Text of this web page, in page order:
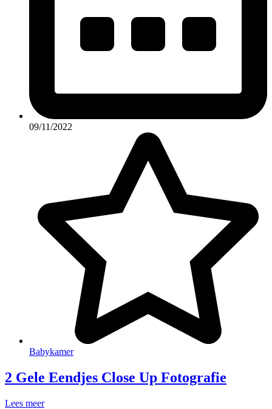
09/11/2022
Babykamer
2 Gele Eendjes Close Up Fotografie
Lees meer